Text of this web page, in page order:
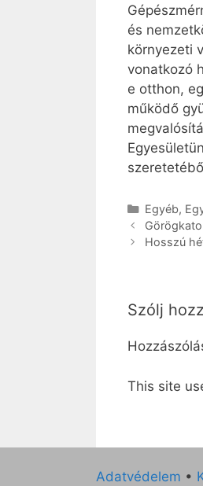
és
környezeti
vonatkozó
e otthon,
működő
Kategória
Egyéb,
Hosszú
Szólj
This site
Adatvédelem •